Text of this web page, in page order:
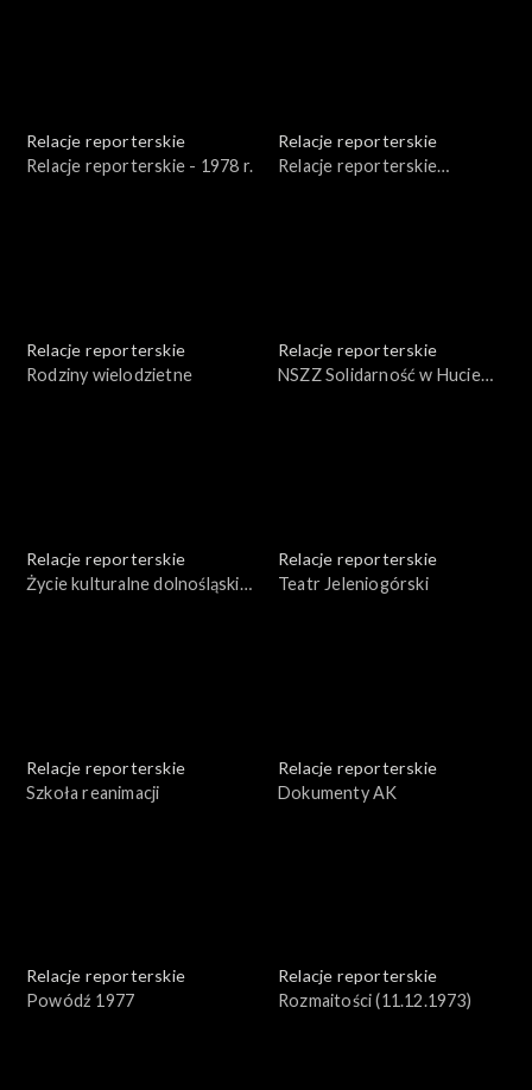
Relacje reporterskie
Relacje reporterskie - 1978 r.
Relacje reporterskie
Relacje reporterskie
Relacje reporterskie
Rodziny wielodzietne
Relacje reporterskie
NSZZ Solidarność w Hucie
Relacje reporterskie
Życie kulturalne dolnośląskiej
Relacje reporterskie
Teatr Jeleniogórski
Relacje reporterskie
Szkoła reanimacji
Relacje reporterskie
Dokumenty AK
Relacje reporterskie
Powódź 1977
Relacje reporterskie
Rozmaitości (11.12.1973)